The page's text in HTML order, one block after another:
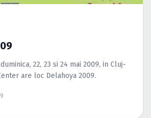
22, 23 si 24 mai 2009, in Cluj-
are loc Delahoya 2009.